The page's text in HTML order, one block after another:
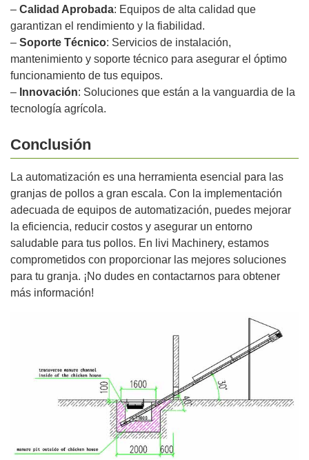
– Calidad Aprobada: Equipos de alta calidad que
garantizan el rendimiento y la fiabilidad.
– Soporte Técnico: Servicios de instalación,
mantenimiento y soporte técnico para asegurar el óptimo
funcionamiento de tus equipos.
– Innovación: Soluciones que están a la vanguardia de la
tecnología agrícola.
Conclusión
La automatización es una herramienta esencial para las
granjas de pollos a gran escala. Con la implementación
adecuada de equipos de automatización, puedes mejorar
la eficiencia, reducir costos y asegurar un entorno
saludable para tus pollos. En livi Machinery, estamos
comprometidos con proporcionar las mejores soluciones
para tu granja. ¡No dudes en contactarnos para obtener
más información!